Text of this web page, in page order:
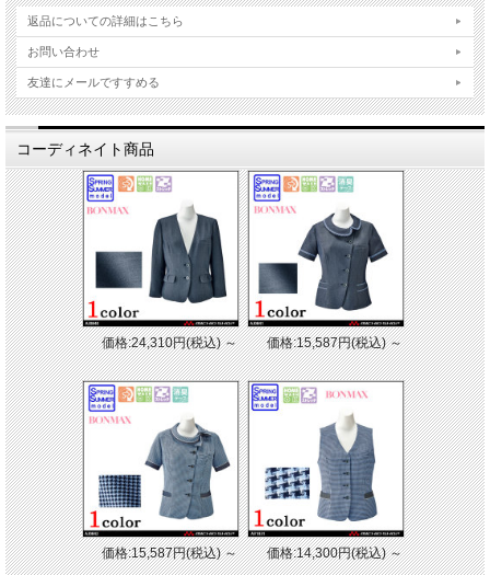
返品についての詳細はこちら
お問い合わせ
友達にメールですすめる
コーディネイト商品
価格:24,310円(税込)～ 価格:15,587円(税込)～
価格:15,587円(税込)～ 価格:14,300円(税込)～